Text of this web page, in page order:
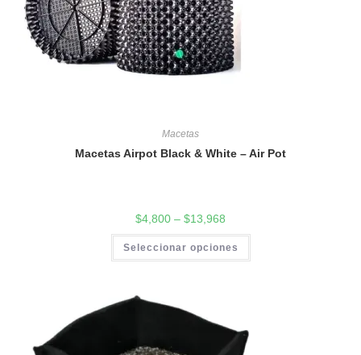
Macetas
Macetas Airpot Black & White – Air Pot
$4,800 – $13,968
Seleccionar opciones